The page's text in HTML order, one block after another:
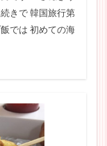
きで 韓国旅行第
では 初めての海